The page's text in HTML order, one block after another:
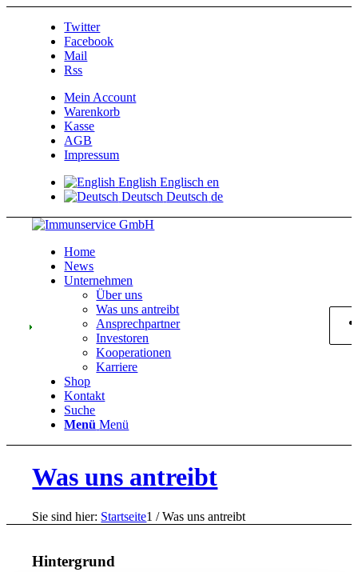
Twitter
Facebook
Mail
Rss
Mein Account
Warenkorb
Kasse
AGB
Impressum
English Englisch en
Deutsch Deutsch de
Home
News
Unternehmen
Über uns
Was uns antreibt
Ansprechpartner
Investoren
Kooperationen
Karriere
Shop
Kontakt
Suche
Menü Menü
Was uns antreibt
Sie sind hier: Startseite1 / Was uns antreibt
Hintergrund